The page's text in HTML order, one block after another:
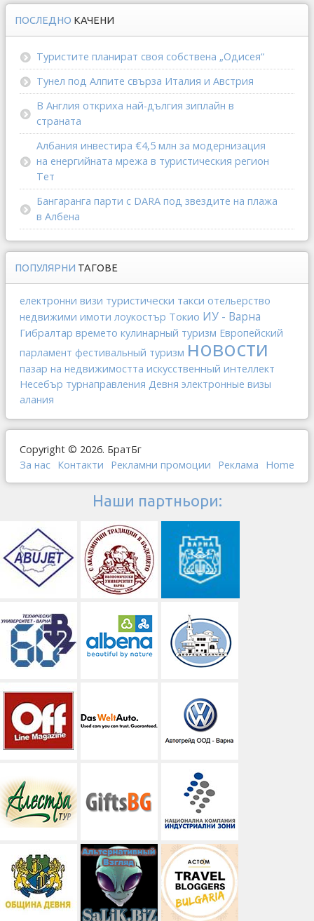
ПОСЛЕДНО КАЧЕНИ
Туристите планират своя собствена „Одисея“
Тунел под Алпите свърза Италия и Австрия
В Англия откриха най-дългия зиплайн в
страната
Албания инвестира €4,5 млн за модернизация
на енергийната мрежа в туристическия регион
Тет
Бангаранга парти с DARA под звездите на плажа
в Албена
ПОПУЛЯРНИ ТАГОВЕ
електронни визи туристически такси отельерство
недвижими имоти лоукостър Токио ИУ - Варна
Гибралтар времето кулинарный туризм Европейский
парламент фестивальный туризм новости
пазар на недвижимостта искусственный интеллект
Несебър турнаправления Девня электронные визы
алания
Copyright © 2026. БратБг
За нас Контакти Рекламни промоции Реклама Home
Наши партньори: